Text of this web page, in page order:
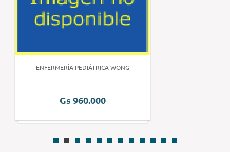
ENFERMERÍA PEDIÁTRICA WONG
Gs 960.000